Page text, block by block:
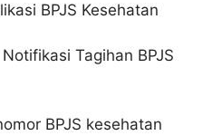
BPJS Kesehatan
Notifikasi Tagihan BPJS
BPJS kesehatan